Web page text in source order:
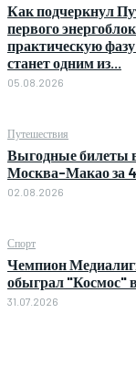
Как подчеркнул
первого
практическую
станет одним из...
05.08.2026
Путешествия
Выгодные билеты
Москва-Макао за
02.08.2026
Спорт
Чемпион
обыграл "Космос"
31.07.2026